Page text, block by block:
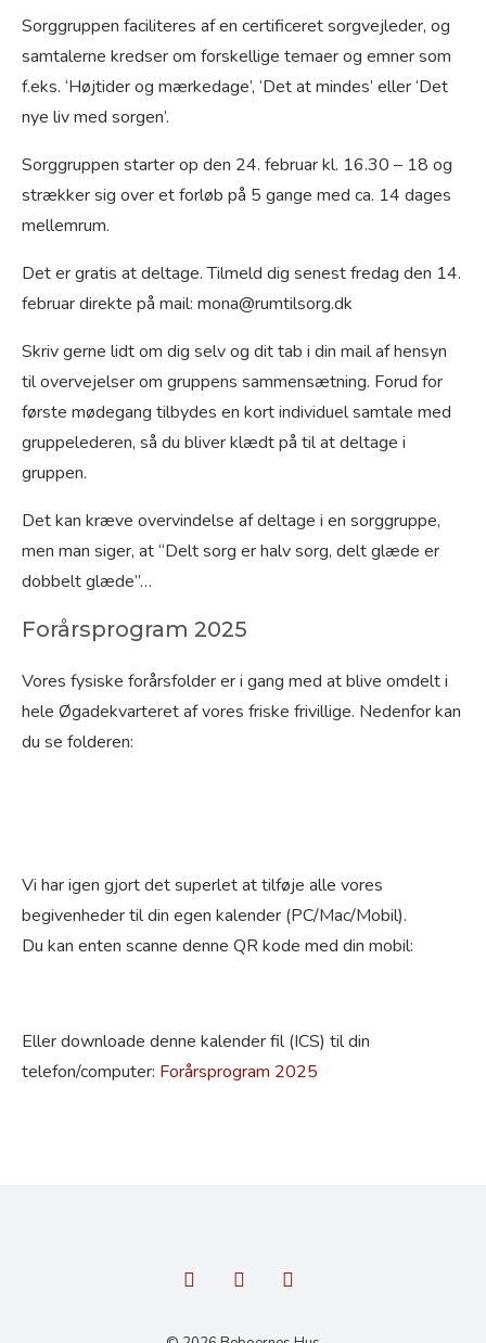
Sorggruppen faciliteres af en certificeret sorgvejleder, og
samtalerne kredser om forskellige temaer og emner som
f.eks. ‘Højtider og mærkedage’, ‘Det at mindes’ eller ‘Det
nye liv med sorgen’.
Sorggruppen starter op den 24. februar kl. 16.30 – 18 og
strækker sig over et forløb på 5 gange med ca. 14 dages
mellemrum.
Det er gratis at deltage. Tilmeld dig senest fredag den 14.
februar direkte på mail: mona@rumtilsorg.dk
Skriv gerne lidt om dig selv og dit tab i din mail af hensyn
til overvejelser om gruppens sammensætning. Forud for
første mødegang tilbydes en kort individuel samtale med
gruppelederen, så du bliver klædt på til at deltage i
gruppen.
Det kan kræve overvindelse af deltage i en sorggruppe,
men man siger, at “Delt sorg er halv sorg, delt glæde er
dobbelt glæde”…
Forårsprogram 2025
Vores fysiske forårsfolder er i gang med at blive omdelt i
hele Øgadekvarteret af vores friske frivillige. Nedenfor kan
du se folderen:
Vi har igen gjort det superlet at tilføje alle vores
begivenheder til din egen kalender (PC/Mac/Mobil).
Du kan enten scanne denne QR kode med din mobil:
Eller downloade denne kalender fil (ICS) til din
telefon/computer: Forårsprogram 2025